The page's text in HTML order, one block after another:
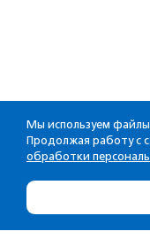
Мы используем
Продолжая работу с
обработки